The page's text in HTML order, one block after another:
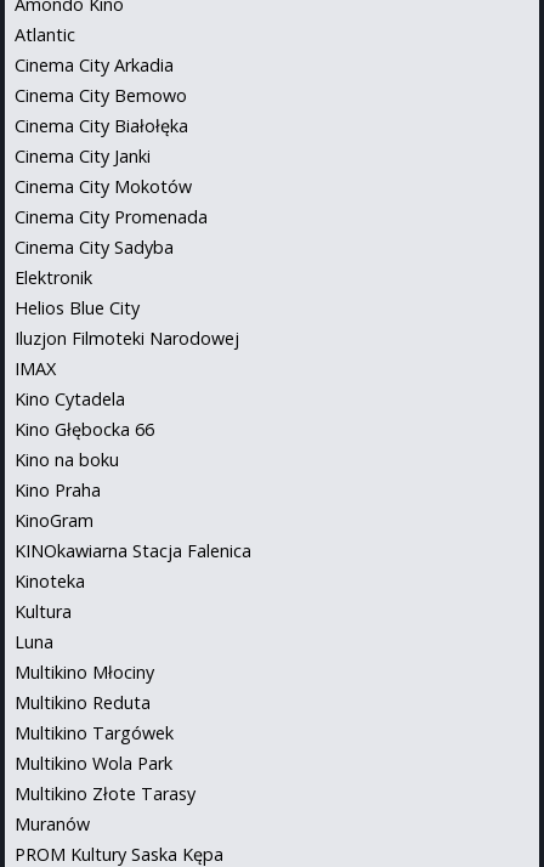
Atlantic
Cinema City Arkadia
Cinema City Bemowo
Cinema City Białołęka
Cinema City Janki
Cinema City Mokotów
Cinema City Promenada
Cinema City Sadyba
Elektronik
Helios Blue City
Iluzjon Filmoteki Narodowej
IMAX
Kino Cytadela
Kino Głębocka 66
Kino na boku
Kino Praha
KinoGram
KINOkawiarna Stacja Falenica
Kinoteka
Kultura
Luna
Multikino Młociny
Multikino Reduta
Multikino Targówek
Multikino Wola Park
Multikino Złote Tarasy
Muranów
PROM Kultury Saska Kępa